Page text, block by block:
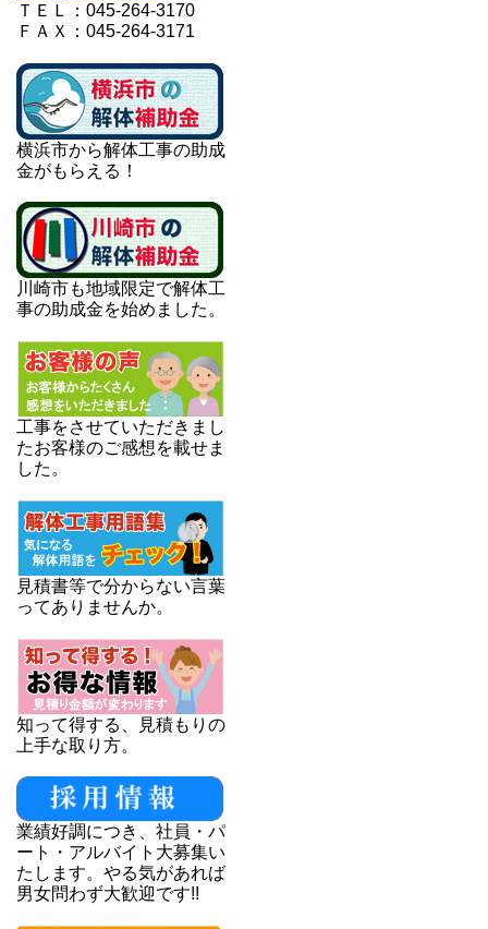
ＴＥＬ：045-264-3170
ＦＡＸ：045-264-3171
横浜市から解体工事の助成
金がもらえる！
川崎市も地域限定で解体工
事の助成金を始めました。
工事をさせていただきまし
たお客様のご感想を載せま
した。
見積書等で分からない言葉
ってありませんか。
知って得する、見積もりの
上手な取り方。
業績好調につき、社員・パ
ート・アルバイト大募集い
たします。やる気があれば
男女問わず大歓迎です!!